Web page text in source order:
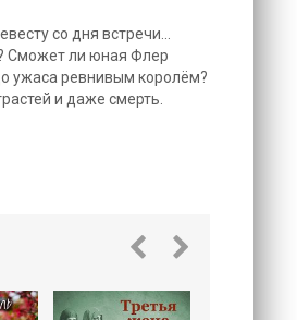
со дня встречи...
Сможет ли юная Флер
ужаса ревнивым королём?
и даже смерть.